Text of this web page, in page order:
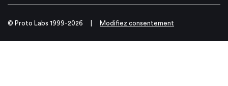
© Proto Labs 1999-2026 Modifiez consentement